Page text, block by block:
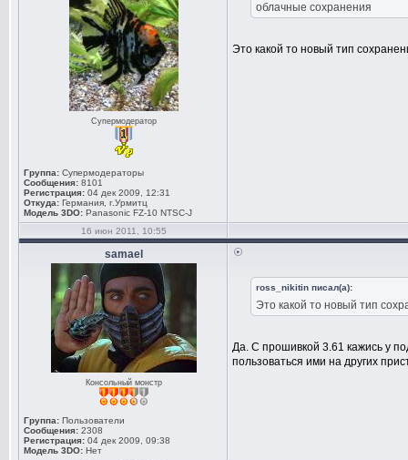
Супермодератор
Группа: Супермодераторы
Сообщения: 8101
Регистрация: 04 дек 2009, 12:31
Откуда: Германия, г.Урмитц
Модель 3DO: Panasonic FZ-10 NTSC-J
облачные сохранения
Это какой то новый тип
16 июн 2011, 10:55
samael
Консольный монстр
Группа: Пользователи
Сообщения: 2308
Регистрация: 04 дек 2009, 09:38
Модель 3DO: Нет
ross_nikitin писал(а):
Это какой то новый тип
Да. С прошивкой 3.61 кажись у
пользоваться ими на других